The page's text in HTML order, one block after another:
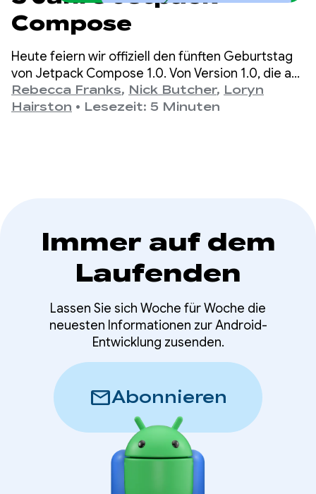
Compose
Heute feiern wir offiziell den fünften Geburtstag
von Jetpack Compose 1.0. Von Version 1.0, die am
28. Juli 2021 angekündigt wurde, bis zur neuesten
Version 1.11 haben sich die APIs im Laufe der Jahre
Rebecca Franks, Nick Butcher, Loryn
Hairston • Lesezeit: 5 Minuten
Immer auf dem
Laufenden
Lassen Sie sich Woche für Woche die
neuesten Informationen zur Android-
Entwicklung zusenden.
mailAbonnieren